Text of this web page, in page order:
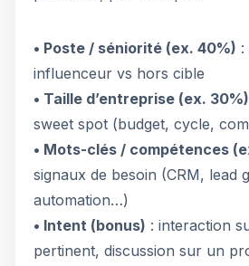
• Poste / séniorité (ex. 40%) :
influenceur vs hors cible
• Taille d’entreprise (ex. 30%)
sweet spot (budget, cycle,
• Mots-clés / compétences
signaux de besoin (CRM, lead
automation…)
• Intent (bonus) : interaction
pertinent, discussion sur un